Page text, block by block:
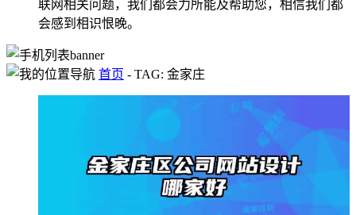
联网相关问题，我们都会力所能及帮助您，相信我们都
会感到相识恨晚。
首页 - TAG: 金家庄